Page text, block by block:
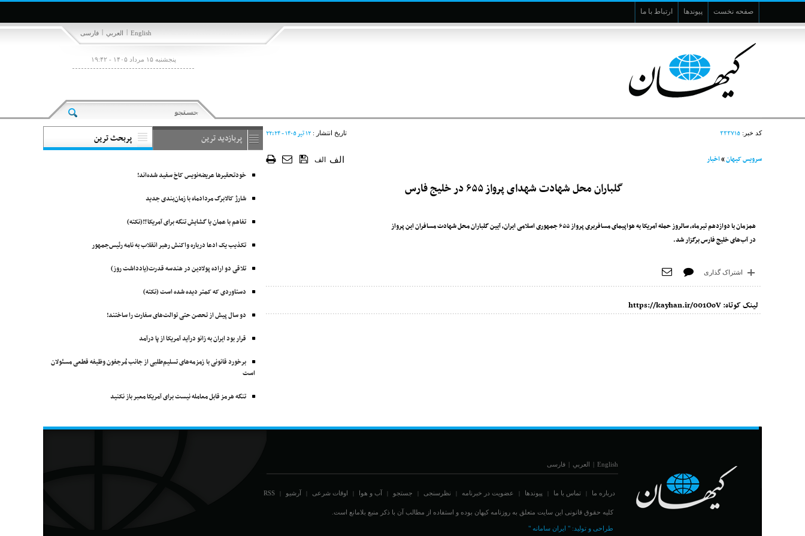
صفحه نخست پیوندها ارتباط با ما
فارسی | العربي | English
پنجشنبه ۱۵ مرداد ۱۴۰۵ - ۱۹:۴۲
کد خبر: ۳۳۳۷۱۵ تاریخ انتشار :۱۲ تير ۱۴۰۵ - ۲۲:۲۴
سرویس کیهان»اخبار الف الف
گلباران محل شهادت شهدای پرواز ۶۵۵ در خلیج ‌فارس
همزمان با دوازدهم تیرماه، سالروز حمله آمریکا به هواپیمای مسافربری پرواز ۶۵۵ جمهوری اسلامی ایران، آیین گلباران محل شهادت مسافران این پرواز
در آب‌های خلیج ‌فارس برگزار شد.
اشتراک گذاری
لینک کوتاه: https://kayhan.ir/001OoV
پربازدید ترین پربحث ترین
خودتحقیرها عریضه‌نویس کاخ سفید شده‌اند!
شارژ کالابرگ مردادماه با زمان‌بندی جدید
تفاهم با عمان یا گشایش تنگه برای آمریکا؟!(نکته)
تکذیب یک ادعا درباره واکنش رهبر انقلاب به نامه رئیس‌جمهور
تلاقی دو اراده پولادین در هندسه قدرت(یادداشت روز)
دستاوردی که کمتر دیده شده است (نکته)
دو سال پیش از تحصن حتی توالت‌های سفارت را ساختند!
قرار بود ایران به زانو درآید آمریکا از پا درآمد
برخورد قانونی با زمزمه‌های تسلیم‌طلبی از جانب مُرجفون وظیفه‌ قطعی مسئولان
است
تنگه هرمز قابل معامله نیست برای آمریکا معبر باز نکنید
English
| العربي | فارسی
درباره ما | تماس با ما | پیوندها | عضویت در خبرنامه | نظرسنجی | جستجو | آب و هوا | اوقات شرعی | آرشیو |
RSS
کلیه حقوق قانونی این سایت متعلق به روزنامه کیهان بوده و استفاده از مطالب آن با ذکر منبع بلامانع است.
طراحی و تولید: " ایران سامانه "